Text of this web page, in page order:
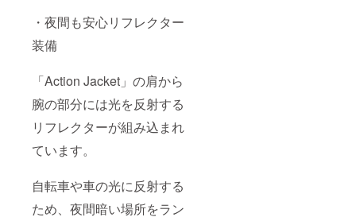
・夜間も安心リフレクター
装備
「Action Jacket」の肩から
腕の部分には光を反射する
リフレクターが組み込まれ
ています。
自転車や車の光に反射する
ため、夜間暗い場所をラン